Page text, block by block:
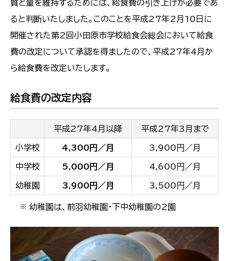
質と量を維持するためには、給食費の引き上げが必要であ
ると判断いたしました。このことを平成27年2月10日に
開催された第2回小田原市学校給食会総会において給食
費の改定について承認を得ましたので、平成27年4月か
ら給食費を改定いたします。
給食費の改定内容
平成27年4月以降 平成27年3月まで
小学校 4,300円／月 3,900円／月
中学校 5,000円／月 4,600円／月
幼稚園 3,900円／月 3,500円／月
※ 幼稚園は、前羽幼稚園・下中幼稚園の2園